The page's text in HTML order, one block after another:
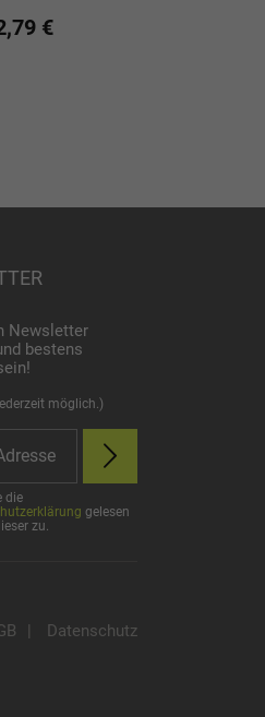
€
Newsletter
bestens
möglich.)
die
gelesen
zu.
| Datenschutz